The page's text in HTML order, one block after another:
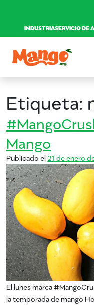
INDUSTRIASERVICIO DE
Navegación
RECETAS
NUTRICIÓN
COMPRAR
Etiqueta:
Mango
Publicado el 21 de enero
El lunes marca
la temporada de mango